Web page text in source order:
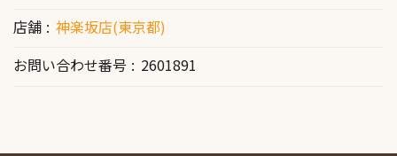
店舗
神楽坂店(東京都)
お問い合わせ番号
2601891